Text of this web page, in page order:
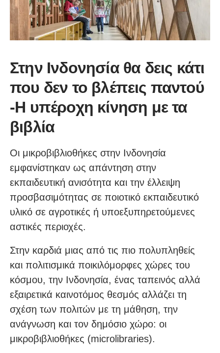
Στην Ινδονησία θα δεις κάτι
που δεν το βλέπεις παντού
-Η υπέροχη κίνηση με τα
βιβλία
Οι μικροβιβλιοθήκες στην Ινδονησία
εμφανίστηκαν ως απάντηση στην
εκπαιδευτική ανισότητα και την έλλειψη
προσβασιμότητας σε ποιοτικό εκπαιδευτικό
υλικό σε αγροτικές ή υποεξυπηρετούμενες
αστικές περιοχές.
Στην καρδιά μιας από τις πιο πολυπληθείς
και πολιτισμικά ποικιλόμορφες χώρες του
κόσμου, την Ινδονησία, ένας ταπεινός αλλά
εξαιρετικά καινοτόμος θεσμός αλλάζει τη
σχέση των πολιτών με τη μάθηση, την
ανάγνωση και τον δημόσιο χώρο: οι
μικροβιβλιοθήκες (microlibraries).